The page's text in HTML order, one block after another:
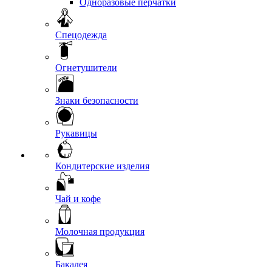
Одноразовые перчатки
Спецодежда
Огнетушители
Знаки безопасности
Рукавицы
Кондитерские изделия
Чай и кофе
Молочная продукция
Бакалея